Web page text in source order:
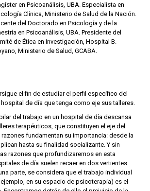
en Psicoanálisis, UBA. Especialista en
Clínica, Ministerio de Salud de la Nación.
del Doctorado en Psicología y de la
en Psicoanálisis, UBA. Presidente del
de Ética en Investigación, Hospital B.
Ministerio de Salud, GCABA.
el fin de estudiar el perfil específico del
de día que tenga como eje sus talleres.
del trabajo en un hospital de día descansa
terapéuticos, que constituyen el eje del
fundamentan su importancia: desde la
hasta su finalidad socializante. Y sin
razones que profundizaremos en esta
de día suelen recaer en dos vertientes
parte, se considera que el trabajo individual
en su espacio de psicoterapia) es el